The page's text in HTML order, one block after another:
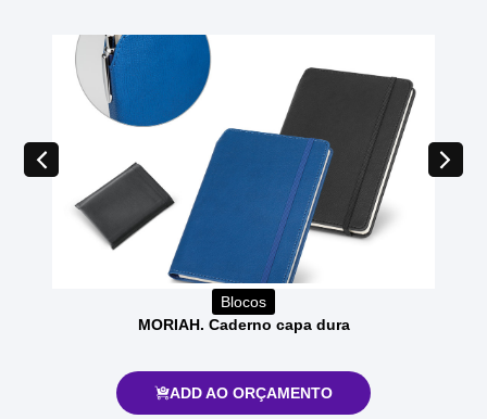
Blocos
MORIAH. Caderno capa dura
ADD AO ORÇAMENTO